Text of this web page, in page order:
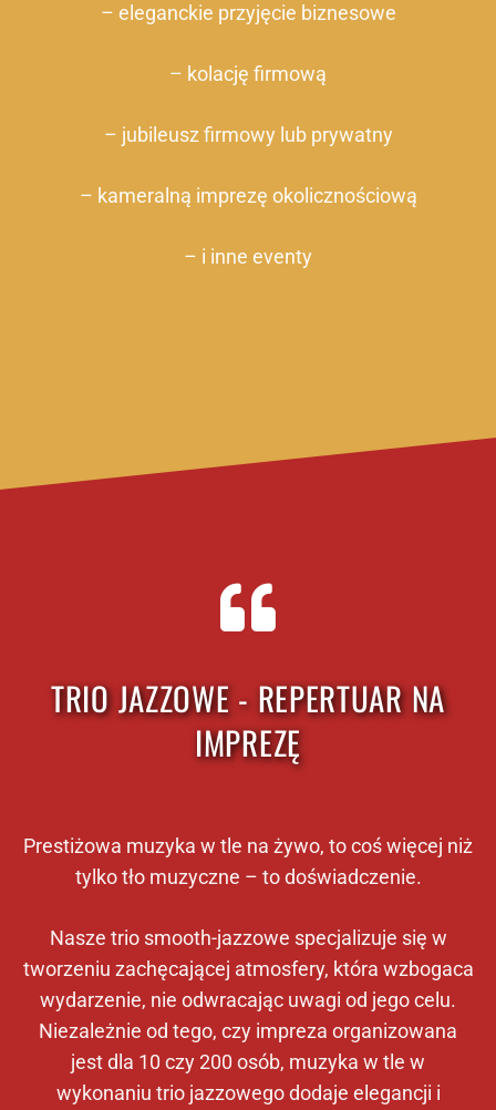
– eleganckie przyjęcie biznesowe
– kolację firmową
– jubileusz firmowy lub prywatny
– kameralną imprezę okolicznościową
– i inne eventy
TRIO JAZZOWE - REPERTUAR NA
IMPREZĘ
Prestiżowa muzyka w tle na żywo, to coś więcej niż
tylko tło muzyczne – to doświadczenie.
Nasze trio smooth-jazzowe specjalizuje się w
tworzeniu zachęcającej atmosfery, która wzbogaca
wydarzenie, nie odwracając uwagi od jego celu.
Niezależnie od tego, czy impreza organizowana
jest dla 10 czy 200 osób, muzyka w tle w
wykonaniu trio jazzowego dodaje elegancji i